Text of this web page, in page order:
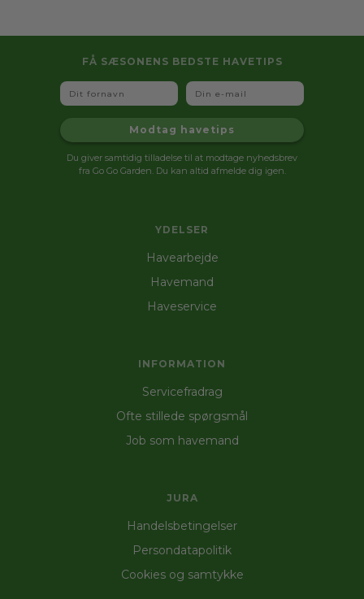
YDELSER
Havearbejde
Havemand
Haveservice
INFORMATION
Servicefradrag
Ofte stillede spørgsmål
Job som havemand
JURA
Handelsbetingelser
Persondatapolitik
Cookies og samtykke
FÅ SÆSONENS BEDSTE HAVETIPS
Fornavn Email
Modtag havetips
Du giver samtidig tilladelse til at modtage nyhedsbrev
fra Go Go Garden. Du kan altid afmelde dig igen.